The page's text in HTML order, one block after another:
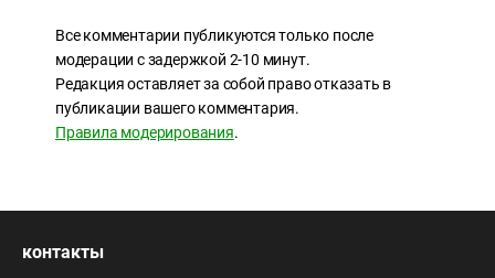
Все комментарии публикуются только после
модерации с задержкой 2-10 минут.
Редакция оставляет за собой право отказать в
публикации вашего комментария.
Правила модерирования.
контакты